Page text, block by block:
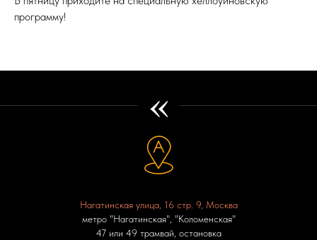
программу!
«
Нагатинская улица, 16 стр. 9, Москва
метро "Нагатинская", "Коломенская"
47 или 49 трамвай, остановка